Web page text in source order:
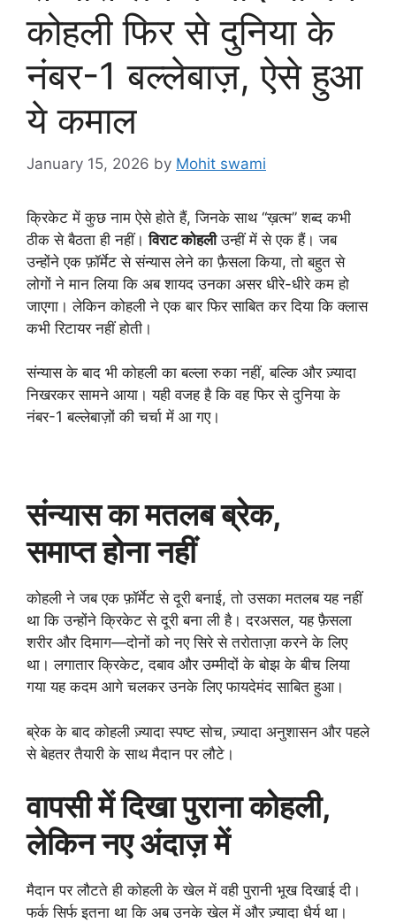
कोहली फिर से दुनिया के
नंबर-1 बल्लेबाज़, ऐसे हुआ
ये कमाल
January 15, 2026 by Mohit swami
क्रिकेट में कुछ नाम ऐसे होते हैं, जिनके साथ “ख़त्म” शब्द कभी
ठीक से बैठता ही नहीं।विराट कोहलीउन्हीं में से एक हैं। जब
उन्होंने एक फ़ॉर्मेट से संन्यास लेने का फ़ैसला किया, तो बहुत से
लोगों ने मान लिया कि अब शायद उनका असर धीरे-धीरे कम हो
जाएगा। लेकिन कोहली ने एक बार फिर साबित कर दिया कि क्लास
कभी रिटायर नहीं होती।
संन्यास के बाद भी कोहली का बल्ला रुका नहीं, बल्कि और ज़्यादा
निखरकर सामने आया। यही वजह है कि वह फिर से दुनिया के
नंबर-1 बल्लेबाज़ों की चर्चा में आ गए।
संन्यास का मतलब ब्रेक,
समाप्त होना नहीं
कोहली ने जब एक फ़ॉर्मेट से दूरी बनाई, तो उसका मतलब यह नहीं
था कि उन्होंने क्रिकेट से दूरी बना ली है। दरअसल, यह फ़ैसला
शरीर और दिमाग—दोनों को नए सिरे से तरोताज़ा करने के लिए
था। लगातार क्रिकेट, दबाव और उम्मीदों के बोझ के बीच लिया
गया यह कदम आगे चलकर उनके लिए फायदेमंद साबित हुआ।
ब्रेक के बाद कोहली ज़्यादा स्पष्ट सोच, ज़्यादा अनुशासन और पहले
से बेहतर तैयारी के साथ मैदान पर लौटे।
वापसी में दिखा पुराना कोहली,
लेकिन नए अंदाज़ में
मैदान पर लौटते ही कोहली के खेल में वही पुरानी भूख दिखाई दी।
फर्क सिर्फ इतना था कि अब उनके खेल में और ज़्यादा धैर्य था।